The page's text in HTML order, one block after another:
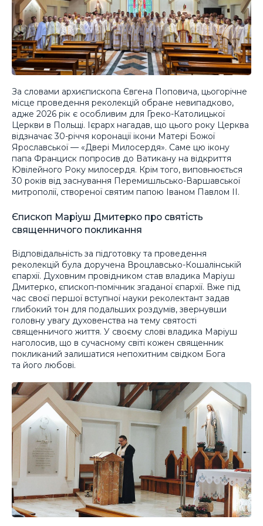
За словами архиєпископа Євгена Поповича, цьогорічне
місце проведення реколекцій обране невипадково,
адже 2026 рік є особливим для Греко-Католицької
Церкви в Польщі. Ієрарх нагадав, що цього року Церква
відзначає 30-річчя коронації ікони Матері Божої
Ярославської — «Двері Милосердя». Саме цю ікону
папа Франциск попросив до Ватикану на відкриття
Ювілейного Року милосердя. Крім того, виповнюється
30 років від заснування Перемишльсько-Варшавської
митрополії, створеної святим папою Іваном Павлом II.
Єпископ Маріуш Дмитерко про святість
священничого покликання
Відповідальність за підготовку та проведення
реколекцій була доручена Вроцлавсько-Кошалінській
єпархії. Духовним провідником став владика Маріуш
Дмитерко, єпископ-помічник згаданої єпархії. Вже під
час своєї першої вступної науки реколектант задав
глибокий тон для подальших роздумів, звернувши
головну увагу духовенства на тему святості
священничого життя. У своєму слові владика Маріуш
наголосив, що в сучасному світі кожен священник
покликаний залишатися непохитним свідком Бога
та його любові.